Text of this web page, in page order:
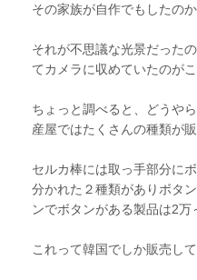
その家族が自作でもしたの
それが不思議な光景だった
てカメラに収めていたのがこ
ちょっと調べると、どうや
産屋ではたくさんの種類が
セルカ棒には取っ手部分に
分かれた２種類がありボタ
ンでボタンがある製品は2万
これって韓国でしか販売し